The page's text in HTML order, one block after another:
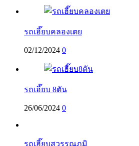
รถเฮี๊ยบคลองเตย
02/12/2024 0
รถเฮี๊ยบ 8ตัน
26/06/2024 0
รถเฮี๊ยบสุวรรณภูมิ